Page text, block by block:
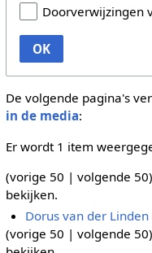
Doorverwijzingen
OK
De volgende pagina's
in de media:
Er wordt 1 item
(vorige 50 | volgende 50
bekijken.
Dorus van der Linden
(vorige 50 | volgende 50